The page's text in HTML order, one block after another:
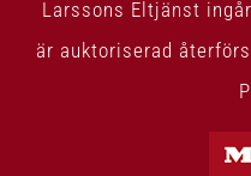
Larssons Eltjänst
är auktoriserad